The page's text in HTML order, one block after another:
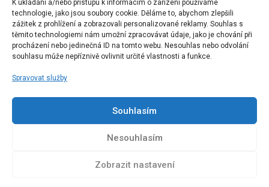
K ukládání a/nebo přístupu k informacím o zařízení používáme
technologie, jako jsou soubory cookie. Děláme to, abychom zlepšili
zážitek z prohlížení a zobrazovali personalizované reklamy. Souhlas s
těmito technologiemi nám umožní zpracovávat údaje, jako je chování při
procházení nebo jedinečná ID na tomto webu. Nesouhlas nebo odvolání
souhlasu může nepříznivě ovlivnit určité vlastnosti a funkce.
Spravovat služby
Souhlasím
Nesouhlasím
Zobrazit nastavení